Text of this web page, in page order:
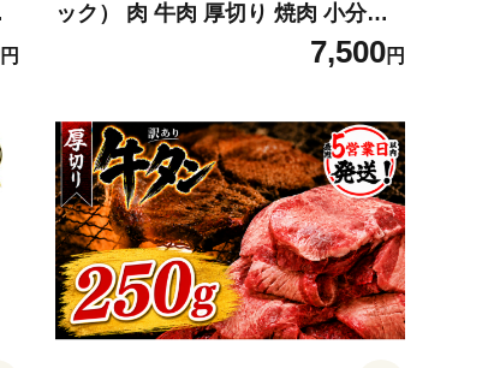
円
ック） 肉 牛肉 厚切り 焼肉 小分け
個包装 味付け 味付き 人気 冷凍 焼
くだけ 簡単調理 牛タン にく お肉
ドア 訳あり おすすめ 冷凍牛タン 使
いやすい ぎゅうたん お取り寄せ 牛
たん 福岡県 川崎町
7,500円